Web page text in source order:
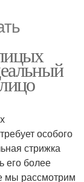
особого
стрижка
его более
мы рассмотрим